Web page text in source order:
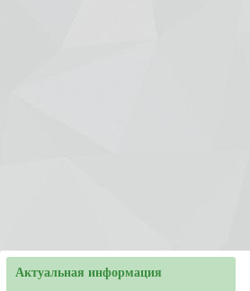
Актуальная информация